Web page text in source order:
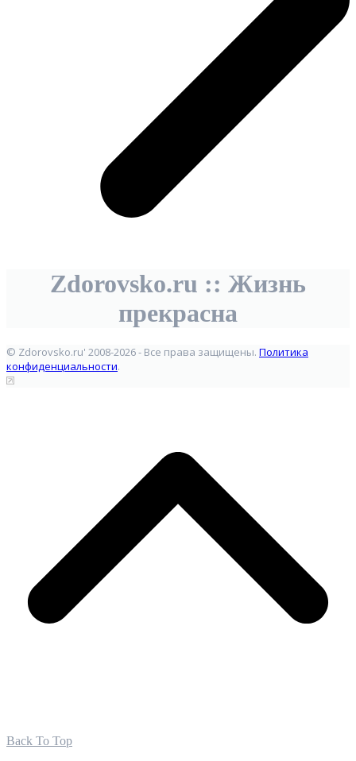
Zdorovsko.ru :: Жизнь
прекрасна
© Zdorovsko.ru' 2008-2026 - Все права защищены. Политика
конфиденциальности.
Back To Top